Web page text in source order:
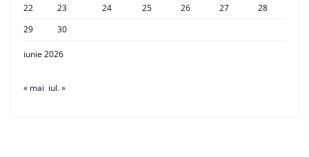
iunie 2026
22
23 24 25 26 27
28
29
30
« mai iul. »